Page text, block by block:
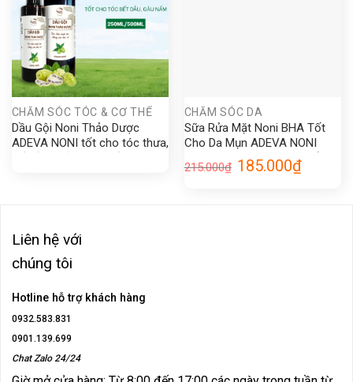
CHĂM SÓC TÓC & CƠ THỂ
Dầu Gội Noni Thảo Dược
ADEVA NONI tốt cho tóc thưa,
CHĂM SÓC DA
Sữa Rửa Mặt Noni BHA Tốt
Cho Da Mụn ADEVA NONI
Skincare Làm Sạch Bụi Bẩn,
Lớp Trang Điểm
215.000₫ Giá
gốc
185.000₫Giá
Liên hệ với
chúng tôi
Hotline hỗ trợ khách hàng
0932.583.831
0901.139.699
Chat Zalo 24/24